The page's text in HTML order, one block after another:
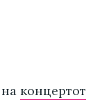
концертот